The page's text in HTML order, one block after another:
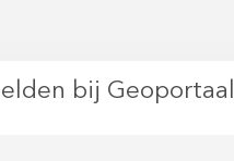
bij Geoportaal